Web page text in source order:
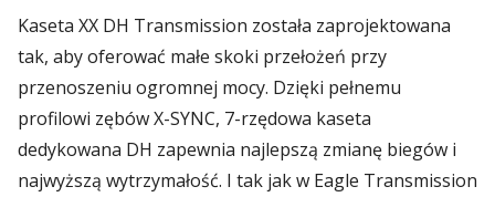
Kaseta XX DH Transmission została zaprojektowana
tak, aby oferować małe skoki przełożeń przy
przenoszeniu ogromnej mocy. Dzięki pełnemu
profilowi zębów X-SYNC, 7-rzędowa kaseta
dedykowana DH zapewnia najlepszą zmianę biegów i
najwyższą wytrzymałość. I tak jak w Eagle Transmission